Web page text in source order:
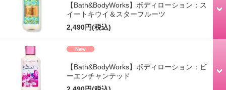
【Bath&BodyWorks】ボディローション：ス
イートキウイ＆スターフルーツ
2,490円(税込)
【Bath&BodyWorks】ボディローション：ビ
ーエンチャンテッド